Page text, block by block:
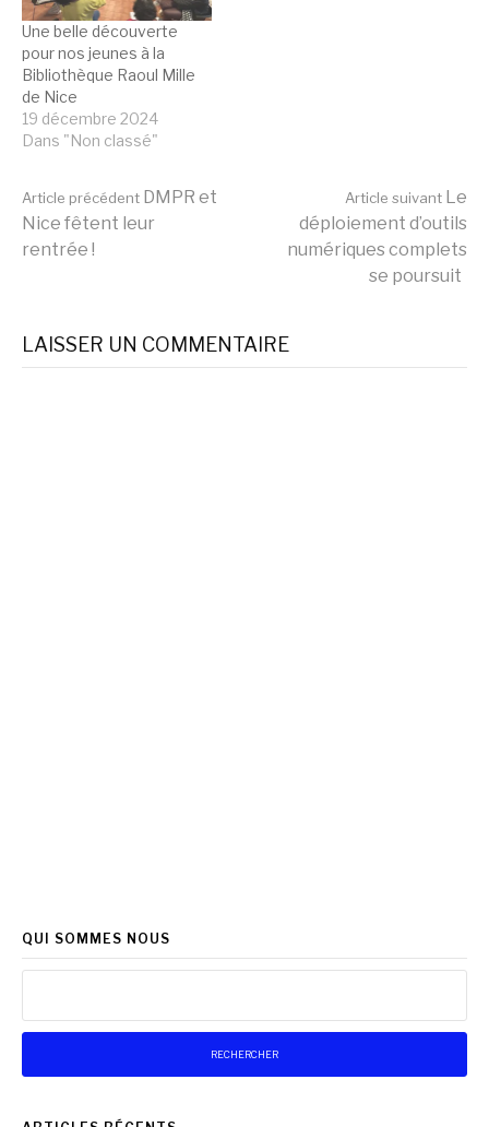
Une belle découverte
pour nos jeunes à la
Bibliothèque Raoul Mille
de Nice
19 décembre 2024
Dans "Non classé"
Lire
suite
Article précédent DMPR et
Nice fêtent leur
rentrée !
Article suivant Le
déploiement d’outils
numériques complets
se poursuit
LAISSER UN COMMENTAIRE
QUI SOMMES NOUS